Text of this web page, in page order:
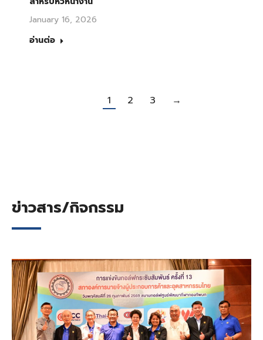
January 16, 2026
อ่านต่อ
1 2 3 →
ข่าวสาร/กิจกรรม